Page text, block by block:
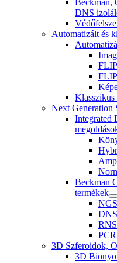
DNS
Automatizált és
Next Generation
Integrated
Beckman
termékek
3D Szferoidok,
3D